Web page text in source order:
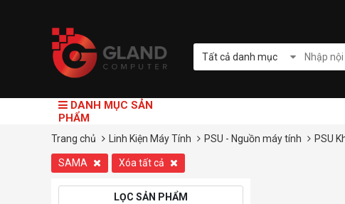
Tất cả danh mục
DANH MỤC SẢN
PHẨM
Trang chủ Linh Kiện Máy Tính PSU - Nguồn máy tính PSU
SAMA Xóa tất cả
LỌC SẢN PHẨM